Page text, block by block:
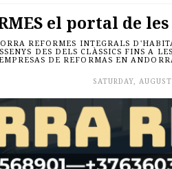
el portal de
REFORMES INTEGRALS
DES DELS CLÀSSICS FINS A
DE REFORMAS EN
SATURDAY,